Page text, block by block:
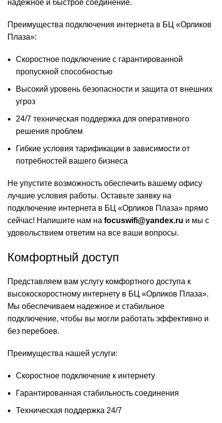
надежное и быстрое соединение.
Преимущества подключения интернета в БЦ «Орликов
Плаза»:
Скоростное подключение с гарантированной
пропускной способностью
Высокий уровень безопасности и защита от внешних
угроз
24/7 техническая поддержка для оперативного
решения проблем
Гибкие условия тарификации в зависимости от
потребностей вашего бизнеса
Не упустите возможность обеспечить вашему офису
лучшие условия работы. Оставьте заявку на
подключение интернета в БЦ «Орликов Плаза» прямо
сейчас! Напишите нам на focuswifi@yandex.ru и мы с
удовольствием ответим на все ваши вопросы.
Комфортный доступ
Представляем вам услугу комфортного доступа к
высокоскоростному интернету в БЦ «Орликов Плаза».
Мы обеспечиваем надежное и стабильное
подключение, чтобы вы могли работать эффективно и
без перебоев.
Преимущества нашей услуги:
Скоростное подключение к интернету
Гарантированная стабильность соединения
Техническая поддержка 24/7